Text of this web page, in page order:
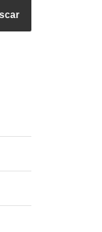
una función de